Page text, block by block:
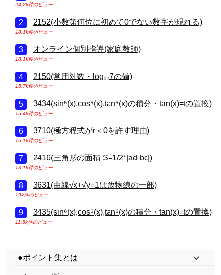
24.2k件のビュー
2152(小数第何位に初めて0でない数字が現れる)
18.1k件のビュー
オンライン個別指導(家庭教師)
18.1k件のビュー
2150(常用対数・log₁₀7の値)
15.7k件のビュー
3434(sin⁵(x),cos⁵(x),tan⁵(x)の積分・tan(x)=tの置換)
15.4k件のビュー
3710(極方程式がr＜0を許す理由)
15.1k件のビュー
2416(三角形の面積 S=1/2*|ad-bc|)
13.1k件のビュー
3631(曲線√x+√y=1は放物線の一部)
13k件のビュー
3435(sin⁶(x),cos⁶(x),tan⁶(x)の積分・tan(x)=tの置換)
11.5k件のビュー
●ポイント集とは